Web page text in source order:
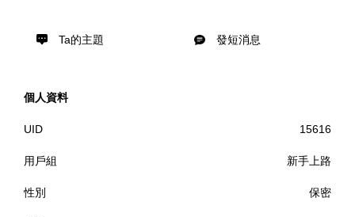
Ta的主題 發短消息
個人資料
UID 15616
用戶組 新手上路
性別 保密